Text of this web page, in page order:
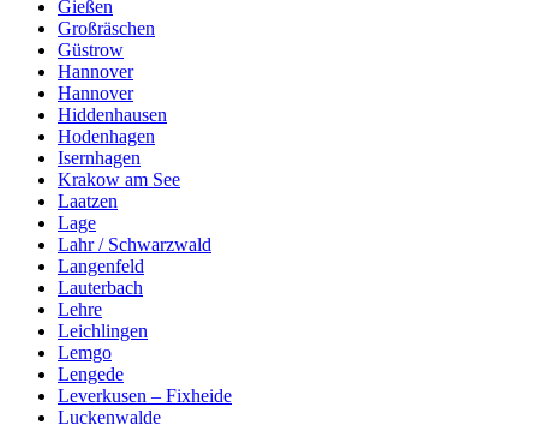
Gießen
Großräschen
Güstrow
Hannover
Hannover
Hiddenhausen
Hodenhagen
Isernhagen
Krakow am See
Laatzen
Lage
Lahr / Schwarzwald
Langenfeld
Lauterbach
Lehre
Leichlingen
Lemgo
Lengede
Leverkusen – Fixheide
Luckenwalde